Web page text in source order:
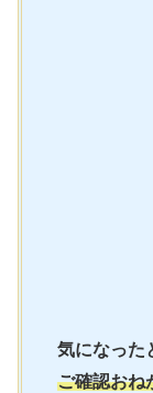
気になった
ご確認おね